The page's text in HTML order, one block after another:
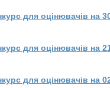
для оцінювачів на
для оцінювачів на
для оцінювачів на